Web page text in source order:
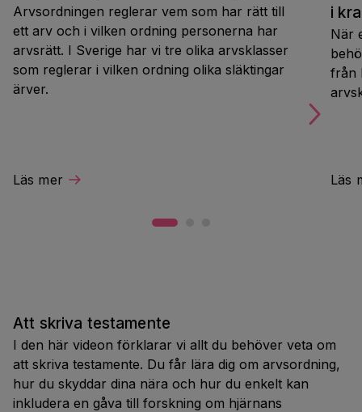
Arvsordningen reglerar vem som har rätt till
ett arv och i vilken ordning personerna har
arvsrätt. I Sverige har vi tre olika arvsklasser
som reglerar i vilken ordning olika släktingar
ärver.
Läs mer
i
När
från
Läs
Att skriva testamente
I den här videon förklarar vi allt du behöver veta om
att skriva testamente. Du får lära dig om arvsordning,
hur du skyddar dina nära och hur du enkelt kan
inkludera en gåva till forskning om hjärnans